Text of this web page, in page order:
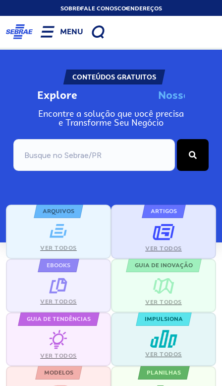
SOBREFALE CONOSCOENDEREÇOS
MENU
CONTEÚDOS GRATUITOS
Explore Nosso
Encontre a solução que você precisa
e Transforme Seu Negócio
ARQUIVOS
VER TODOS
ARTIGOS
VER TODOS
EBOOKS
VER TODOS
GUIA DE INOVAÇÃO
VER TODOS
GUIA DE TENDÊNCIAS
VER TODOS
IMPULSIONA
VER TODOS
MODELOS PLANILHAS